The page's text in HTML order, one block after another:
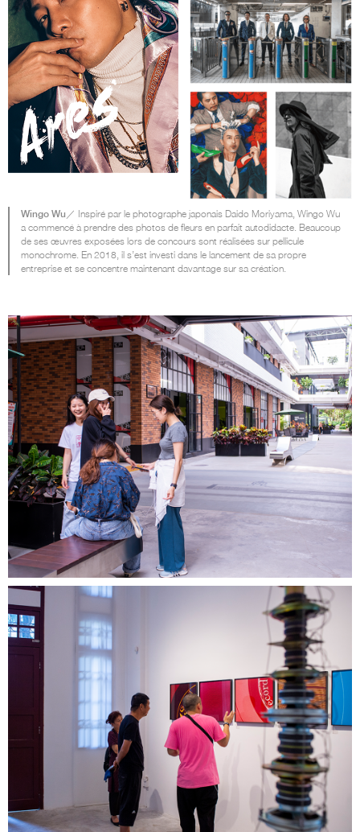
Wingo Wu ／ Inspiré par le photographe japonais Daido Moriyama, Wingo Wu
a commencé à prendre des photos de fleurs en parfait autodidacte. Beaucoup
de ses œuvres exposées lors de concours sont réalisées sur pellicule
monochrome. En 2018, il s’est investi dans le lancement de sa propre
entreprise et se concentre maintenant davantage sur sa création.